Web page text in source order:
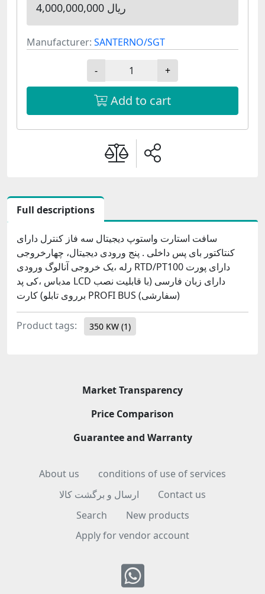
4,000,000,000 ریال
Manufacturer: SANTERNO/SGT
- +
Add to cart
Full descriptions
سافت استارت واستوپ دیجیتال سه فاز کنترل دارای
کنتاکتور بای پس داخلی . پنج ورودی دیجیتال، چهارخروجی
رله ،یک خروجی آنالوگ ورودی RTD/PT100 دارای پورت
مدباس ،کی پد LCD دارای زبان فارسی (با قابلیت نصب
برروی تابلو) کارت PROFI BUS (سفارشی)
Product tags: 350 KW (1)
Market Transparency
Price Comparison
Guarantee and Warranty
About us
conditions of use of services
ارسال و برگشت کالا
Contact us
Search
New products
Apply for vendor account
Whatsapp